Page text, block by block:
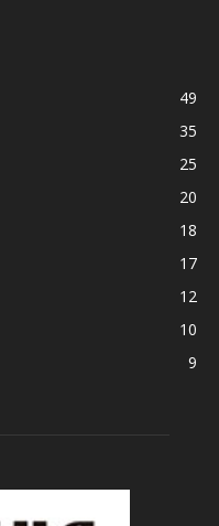
49
35
25
20
18
17
12
10
9